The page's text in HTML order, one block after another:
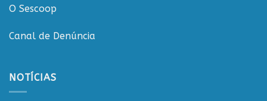
O Sescoop
Canal de Denúncia
NOTÍCIAS